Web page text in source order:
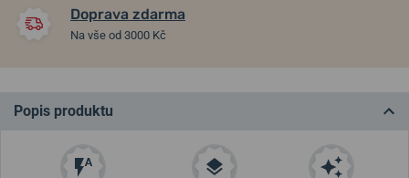
Doprava zdarma
Na vše od 3000 Kč
Popis produktu